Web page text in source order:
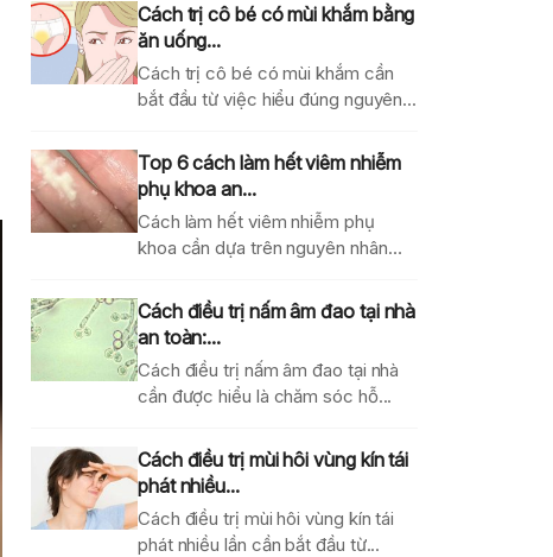
Cách trị cô bé có mùi khắm bằng
ăn uống...
Cách trị cô bé có mùi khắm cần
bắt đầu từ việc hiểu đúng nguyên...
Top 6 cách làm hết viêm nhiễm
phụ khoa an...
Cách làm hết viêm nhiễm phụ
khoa cần dựa trên nguyên nhân
Cách điều trị nấm âm đao tại nhà
an toàn:...
Cách điều trị nấm âm đao tại nhà
cần được hiểu là chăm sóc hỗ...
Cách điều trị mùi hôi vùng kín tái
phát nhiều...
Cách điều trị mùi hôi vùng kín tái
phát nhiều lần cần bắt đầu từ...